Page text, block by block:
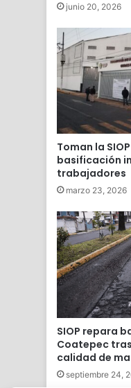
junio 20, 2026
Toman la
basificación
trabajadores
marzo 23, 2026
SIOP repara
Coatepec
calidad de
septiembre 24,